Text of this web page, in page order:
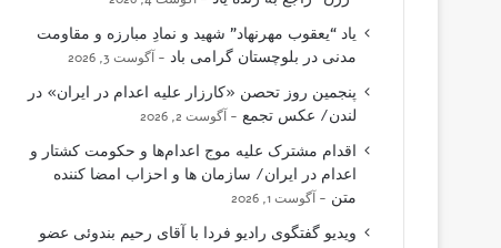
یاد “یعقوب مهرنهاد” شهید و نمادِ مبارزه و مقاومت
مدنی در بلوچستان گرامی باد
آگوست 3, 2026
پنجمین روز تحصن «کارزار علیه اعدام در ایران» در
لندن/ عکس تجمع
آگوست 2, 2026
اقدام مشترک علیه موج اعدام‌ها و حکومت کشتار و
اعدام در ایران/ سازمان ها و احزاب امضا کننده
متن
آگوست 1, 2026
ویدیو گفتگوی رادیو فردا با آقای رحیم بندوئی عضو